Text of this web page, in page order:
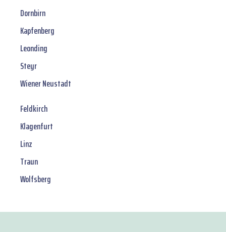
Dornbirn
Kapfenberg
Leonding
Steyr
Wiener Neustadt
Feldkirch
Klagenfurt
Linz
Traun
Wolfsberg